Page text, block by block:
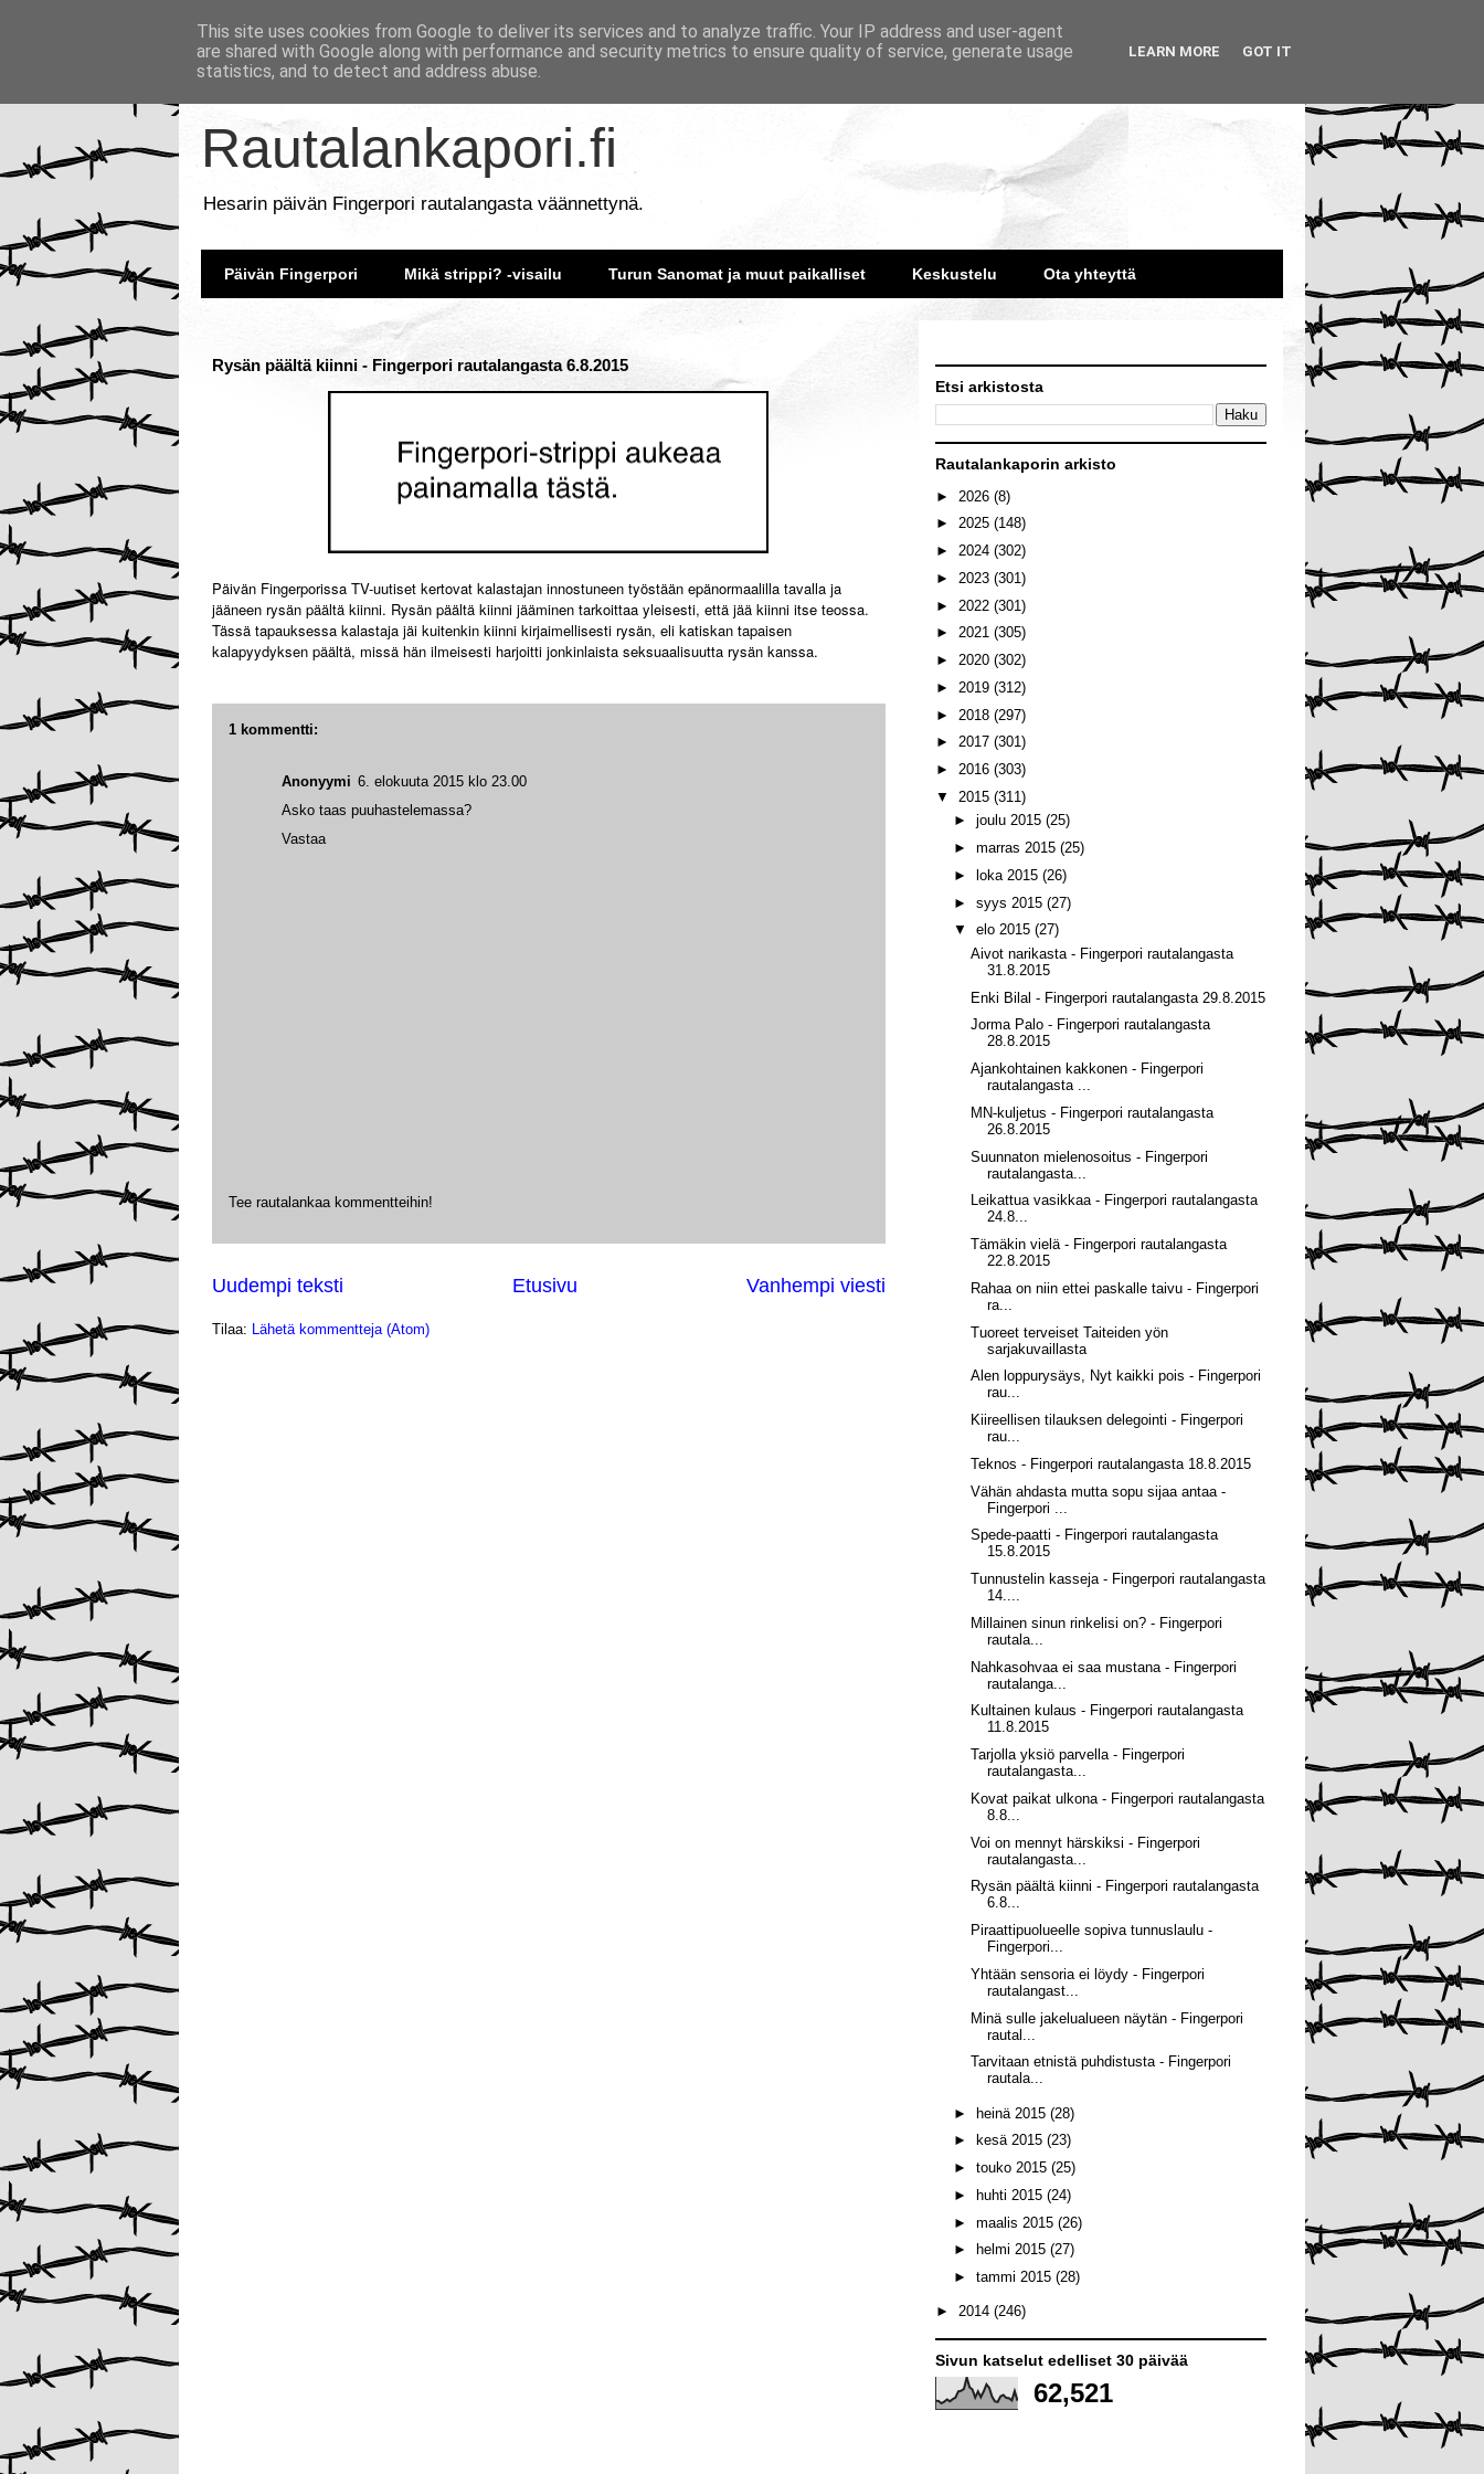
Rautalankapori.fi
Hesarin päivän Fingerpori rautalangasta väännettynä.
Päivän Fingerpori Mikä strippi? -visailu Turun Sanomat ja muut paikalliset Keskustelu Ota yhteyttä
Rysän päältä kiinni - Fingerpori rautalangasta 6.8.2015
Päivän Fingerporissa TV-uutiset kertovat kalastajan innostuneen työstään epänormaalilla tavalla ja
jääneen rysän päältä kiinni. Rysän päältä kiinni jääminen tarkoittaa yleisesti, että jää kiinni itse teossa.
Tässä tapauksessa kalastaja jäi kuitenkin kiinni kirjaimellisesti rysän, eli katiskan tapaisen
kalapyydyksen päältä, missä hän ilmeisesti harjoitti jonkinlaista seksuaalisuutta rysän kanssa.
1 kommentti:
Anonyymi 6. elokuuta 2015 klo 23.00
Asko taas puuhastelemassa?
Vastaa
Tee rautalankaa kommentteihin!
Uudempi teksti Vanhempi viesti
Etusivu
Tilaa: Lähetä kommentteja (Atom)
Etsi arkistosta
Rautalankaporin arkisto
► 2026 (8)
► 2025 (148)
► 2024 (302)
► 2023 (301)
► 2022 (301)
► 2021 (305)
► 2020 (302)
► 2019 (312)
► 2018 (297)
► 2017 (301)
► 2016 (303)
▼ 2015 (311)
► joulu 2015 (25)
► marras 2015 (25)
►
loka 2015 (26)
► syys 2015 (27)
▼ elo 2015 (27)
Aivot narikasta - Fingerpori rautalangasta
31.8.2015
Enki Bilal - Fingerpori rautalangasta 29.8.2015
Jorma Palo - Fingerpori rautalangasta
28.8.2015
Ajankohtainen kakkonen - Fingerpori
rautalangasta ...
MN-kuljetus - Fingerpori rautalangasta
26.8.2015
Suunnaton mielenosoitus - Fingerpori
rautalangasta...
Leikattua vasikkaa - Fingerpori rautalangasta
24.8...
Tämäkin vielä - Fingerpori rautalangasta
22.8.2015
Rahaa on niin ettei paskalle taivu - Fingerpori
ra...
Tuoreet terveiset Taiteiden yön
sarjakuvaillasta
Alen loppurysäys, Nyt kaikki pois - Fingerpori
rau...
Kiireellisen tilauksen delegointi - Fingerpori
rau...
Teknos - Fingerpori rautalangasta 18.8.2015
Vähän ahdasta mutta sopu sijaa antaa -
Fingerpori ...
Spede-paatti - Fingerpori rautalangasta
15.8.2015
Tunnustelin kasseja - Fingerpori rautalangasta
14....
Millainen sinun rinkelisi on? - Fingerpori
rautala...
Nahkasohvaa ei saa mustana - Fingerpori
rautalanga...
Kultainen kulaus - Fingerpori rautalangasta
11.8.2015
Tarjolla yksiö parvella - Fingerpori
rautalangasta...
Kovat paikat ulkona - Fingerpori rautalangasta
8.8...
Voi on mennyt härskiksi - Fingerpori
rautalangasta...
Rysän päältä kiinni - Fingerpori rautalangasta
6.8...
Piraattipuolueelle sopiva tunnuslaulu -
Fingerpori...
Yhtään sensoria ei löydy - Fingerpori
rautalangast...
Minä sulle jakelualueen näytän - Fingerpori
rautal...
Tarvitaan etnistä puhdistusta - Fingerpori
rautala...
► heinä 2015 (28)
►
kesä 2015 (23)
► touko 2015 (25)
►
huhti 2015 (24)
► maalis 2015 (26)
►
helmi 2015 (27)
► tammi 2015 (28)
► 2014 (246)
Sivun katselut edelliset 30 päivää
62,521
This site uses cookies from Google to deliver its services and to analyze traffic. Your IP address and user-agent
are shared with Google along with performance and security metrics to ensure quality of service, generate usage
statistics, and to detect and address abuse.
LEARN MORE GOT IT